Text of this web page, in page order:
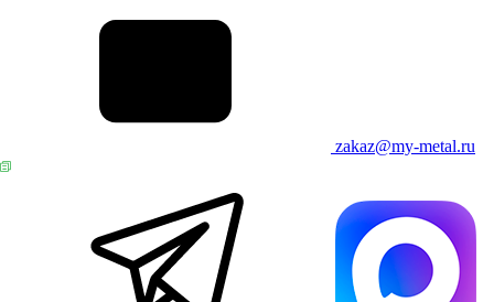
zakaz@my-metal.ru